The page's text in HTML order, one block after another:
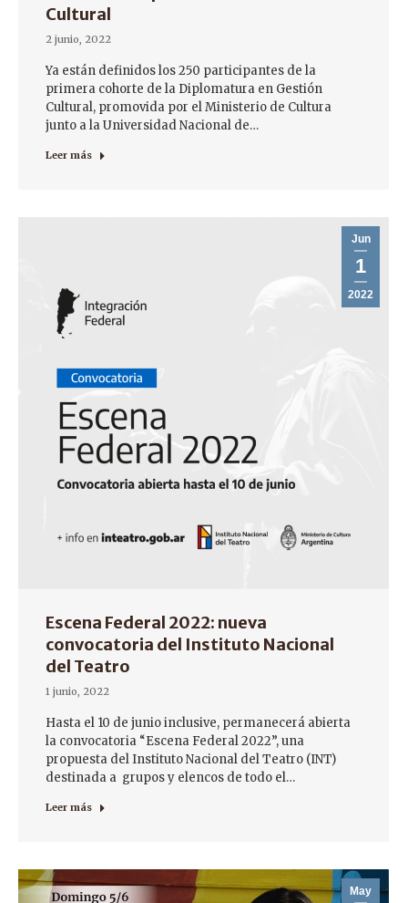
Cultural
2 junio, 2022
Ya están definidos los 250 participantes de la
primera cohorte de la Diplomatura en Gestión
Cultural, promovida por el Ministerio de Cultura
junto a la Universidad Nacional de…
Leer más
Jun
1
2022
Escena Federal 2022: nueva
convocatoria del Instituto Nacional
del Teatro
1 junio, 2022
Hasta el 10 de junio inclusive, permanecerá abierta
la convocatoria “Escena Federal 2022”, una
propuesta del Instituto Nacional del Teatro (INT)
destinada a grupos y elencos de todo el…
Leer más
May